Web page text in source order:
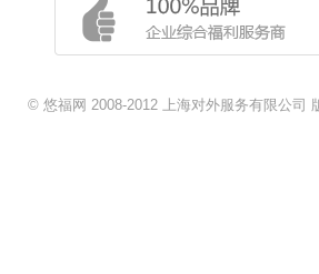
© 悠福网 2008-2012 上海对外服务有限公司